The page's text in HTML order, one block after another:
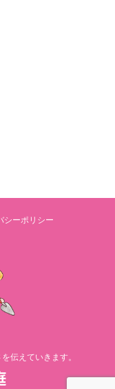
シーポリシー
伝えていきます。